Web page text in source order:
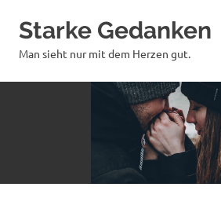
Inhalt
springen
Starke Gedanken
Man sieht nur mit dem Herzen gut.